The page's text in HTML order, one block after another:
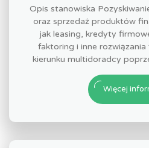
Opis stanowiska
oraz sprzedaż produktów
jak leasing, kredyty
faktoring i inne
kierunku multidoradcy
Więcej